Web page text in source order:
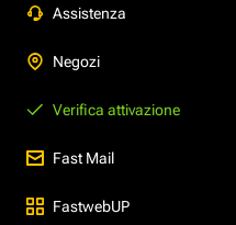
Assistenza
Negozi
Verifica attivazione
Fast Mail
FastwebUP